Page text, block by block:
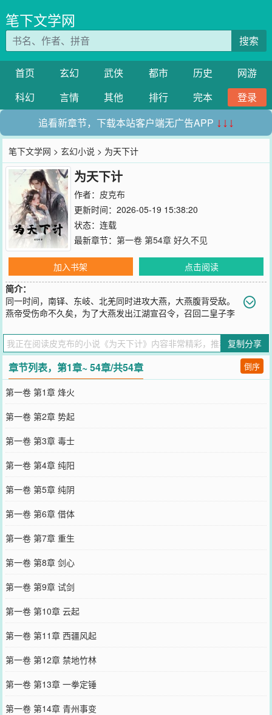
笔下文学网
搜索
首页 玄幻 武侠 都市 历史
网游
科幻
言情 其他 排行 完本
登录
追看新章节，下载本站客户端无广告APP ↓↓↓
笔下文学网 >玄幻小说 > 为天下计
为天下计
作者： 皮克布
更新时间：2026-05-19 15:38:20
状态：连载
最新章节： 第一卷 第54章 好久不见
加入书架
点击阅读
简介：
同一时间，南铎、东岐、北羌同时进攻大燕，大燕腹背受敌。
燕帝受伤命不久矣，为了大燕发出江湖宣召令，召回二皇子李
的
您要是觉得《为天下计》还不错的话请不要忘记向您QQ群和微博微信
里的朋友推荐哦！
复制分享
章节列表，第1章~ 54章/共54章 倒序
第一卷 第1章 烽火
第一卷 第2章 势起
第一卷 第3章 毒士
第一卷 第4章 纯阳
第一卷 第5章 纯阴
第一卷 第6章 借体
第一卷 第7章 重生
第一卷 第8章 剑心
第一卷 第9章 试剑
第一卷 第10章 云起
第一卷 第11章 西疆风起
第一卷 第12章 禁地竹林
第一卷 第13章 一拳定锤
第一卷 第14章 青州事变